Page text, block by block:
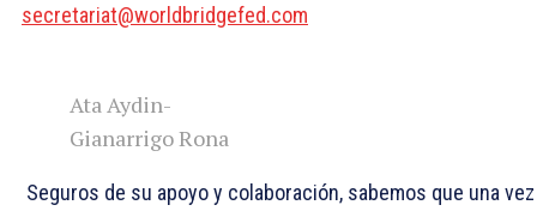
secretariat@worldbridgefed.com
Ata Aydin-
Gianarrigo Rona
Seguros de su apoyo y colaboración, sabemos que una vez